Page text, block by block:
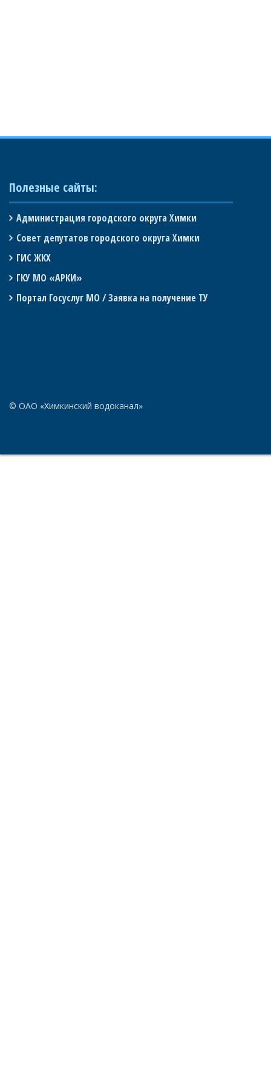
Полезные сайты:
Администрация городского округа Химки
Совет депутатов городского округа Химки
ГИС ЖКХ
ГКУ МО «АРКИ»
Портал Госуслуг МО / Заявка на получение ТУ
© ОАО «Химкинский водоканал»